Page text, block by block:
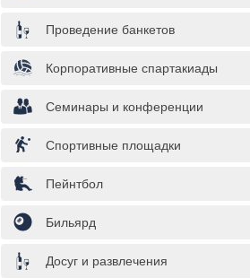
Проведение банкетов
Корпоративные спартакиады
Семинары и конференции
Спортивные площадки
Пейнтбол
Бильярд
Досуг и развлечения